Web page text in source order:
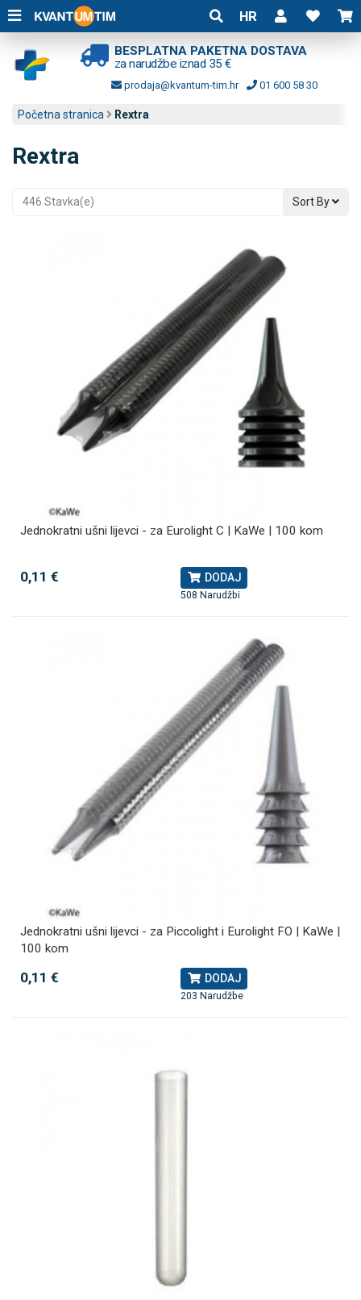
HR
BESPLATNA PAKETNA DOSTAVA
za narudžbe iznad 35 €
prodaja@kvantum-tim.hr 01 600 58 30
Početna stranica Rextra
Rextra
446 Stavka(e) Sort By
Jednokratni ušni lijevci - za Eurolight C | KaWe | 100 kom
0,11 € DODAJ
508 Narudžbi
Jednokratni ušni lijevci - za Piccolight i Eurolight FO | KaWe |
100 kom
0,11 € DODAJ
203 Narudžbe